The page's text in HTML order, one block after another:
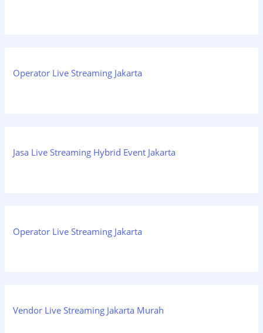
Operator Live Streaming Jakarta
Jasa Live Streaming Hybrid Event Jakarta
Operator Live Streaming Jakarta
Vendor Live Streaming Jakarta Murah